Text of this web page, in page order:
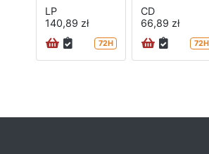
LP
140,89 zł
72H
CD
66,89 zł
72H